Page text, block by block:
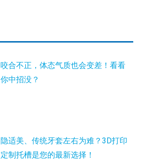
咬合不正，体态气质也会变差！看看
你中招没？
隐适美、传统牙套左右为难？3D打印
定制托槽是您的最新选择！